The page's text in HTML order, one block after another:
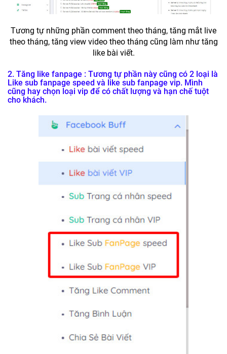
Tương tự những phần comment theo tháng, tăng mắt live
theo tháng, tăng view video theo tháng cũng làm như tăng
like bài viết.
2. Tăng like fanpage : Tương tự phần này cũng có 2 loại là
Like sub fanpage speed và like sub fanpage vip. Mình
cũng hay chọn loại vip để có chất lượng và hạn chế tuột
cho khách.